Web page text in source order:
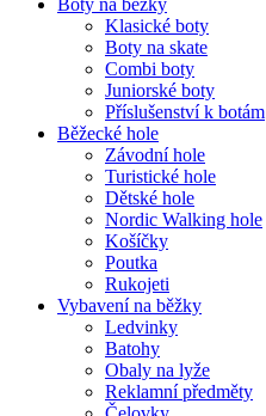
Boty na běžky
Klasické boty
Boty na skate
Combi boty
Juniorské boty
Příslušenství k botám
Běžecké hole
Závodní hole
Turistické hole
Dětské hole
Nordic Walking hole
Košíčky
Poutka
Rukojeti
Vybavení na běžky
Ledvinky
Batohy
Obaly na lyže
Reklamní předměty